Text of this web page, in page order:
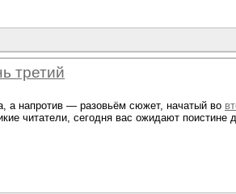
третий
а напротив — разовьём сюжет, начатый во
читатели, сегодня вас ожидают